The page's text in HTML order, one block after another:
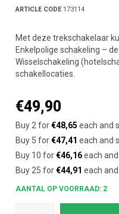
ARTICLE CODE173114
Met deze trekschakelaar
Enkelpolige schakeling –
Wisselschakeling
schakellocaties.
€49,90
Buy 2 for€48,65 each and
Buy 5 for€47,41 each and
Buy 10 for€46,16each and
Buy 25 for€44,91 each
AANTAL OP VOORRAAD: 2